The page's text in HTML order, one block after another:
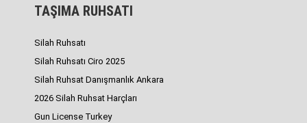
TAŞIMA RUHSATI
Silah Ruhsatı
Silah Ruhsatı Ciro 2025
Silah Ruhsat Danışmanlık Ankara
2026 Silah Ruhsat Harçları
Gun License Turkey